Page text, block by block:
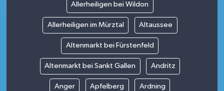
Allerheiligen bei Wildon
Allerheiligen im Mürztal Altaussee
Altenmarkt bei Fürstenfeld
Altenmarkt bei Sankt Gallen Andritz
Anger Apfelberg Ardning